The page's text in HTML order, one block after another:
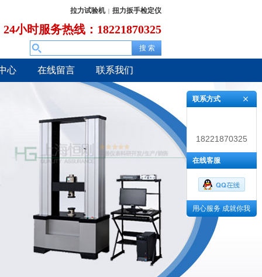
拉力试验机 | 扭力扳手检定仪
24小时服务热线：18221870325
心 在线留言 联系我们
联系方式
18221870325
在线客服
用心服务 成就你我